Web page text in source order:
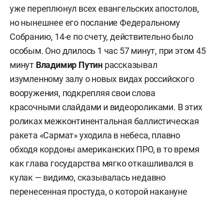
уже переплюнул всех евангельских апостолов,
но нынешнее его послание Федеральному
Собранию, 14-е по счету, действительно было
особым. Оно длилось 1 час 57 минут, при этом 45
минут Владимир Путин рассказывал
изумленному залу о новых видах российского
вооружения, подкрепляя свои слова
красочными слайдами и видеороликами. В этих
роликах межконтинентальная баллистическая
ракета «Сармат» уходила в небеса, плавно
обходя кордоны американских ПРО, в то время
как глава государства мягко откашливался в
кулак — видимо, сказывалась недавно
перенесенная простуда, о которой накануне